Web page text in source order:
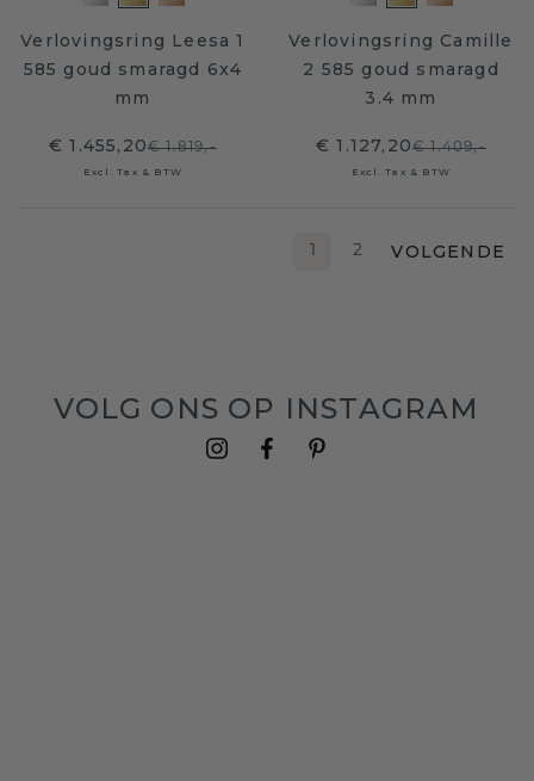
Verlovingsring Leesa 1
585 goud smaragd 6x4
mm
€ 1.455,20€ 1.819,-
Excl. Tax & BTW
Verlovingsring Camille
2 585 goud smaragd
3.4 mm
€ 1.127,20€ 1.409,-
Excl. Tax & BTW
1 2 VOLGENDE
VOLG ONS OP INSTAGRAM